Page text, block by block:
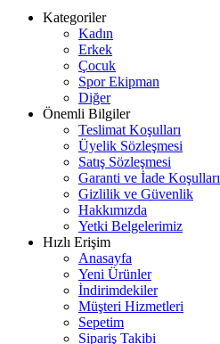
Kategoriler
Kadın
Erkek
Çocuk
Spor Ekipman
Diğer
Önemli Bilgiler
Teslimat Koşulları
Üyelik Sözleşmesi
Satış Sözleşmesi
Garanti ve İade Koşulları
Gizlilik ve Güvenlik
Hakkımızda
Yetki Belgelerimiz
Hızlı Erişim
Anasayfa
Yeni Ürünler
İndirimdekiler
Müşteri Hizmetleri
Sepetim
Sipariş Takibi